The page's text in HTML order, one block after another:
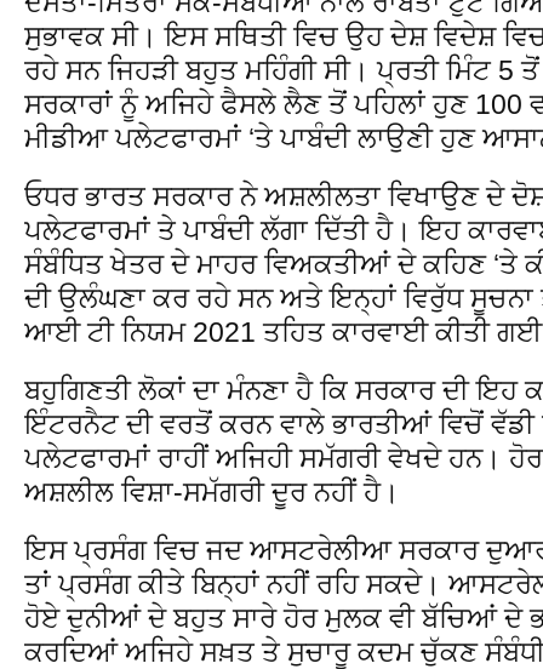
ਸੁਭਾਵਕ ਸੀ। ਇਸ ਸਥਿਤੀ ਵਿਚ ਉਹ ਦੇਸ਼ ਵਿਦੇਸ਼
ਰਹੇ ਸਨ ਜਿਹੜੀ ਬਹੁਤ ਮਹਿੰਗੀ ਸੀ। ਪ੍ਰਤੀ ਮਿੰਟ
ਸਰਕਾਰਾਂ ਨੂੰ ਅਜਿਹੇ ਫੈਸਲੇ ਲੈਣ ਤੋਂ ਪਹਿਲਾਂ ਹੁਣ 100
ਮੀਡੀਆ ਪਲੇਟਫਾਰਮਾਂ ‘ਤੇ ਪਾਬੰਦੀ ਲਾਉਣੀ ਹੁਣ
ਓਧਰ ਭਾਰਤ ਸਰਕਾਰ ਨੇ ਅਸ਼ਲੀਲਤਾ ਵਿਖਾਉਣ ਦੇ
ਪਲੇਟਫਾਰਮਾਂ ਤੇ ਪਾਬੰਦੀ ਲੱਗਾ ਦਿੱਤੀ ਹੈ। ਇਹ
ਸੰਬੰਧਿਤ ਖੇਤਰ ਦੇ ਮਾਹਰ ਵਿਅਕਤੀਆਂ ਦੇ ਕਹਿਣ ‘ਤੇ
ਦੀ ਉਲੰਘਣਾ ਕਰ ਰਹੇ ਸਨ ਅਤੇ ਇਨ੍ਹਾਂ ਵਿਰੁੱਧ
ਆਈ ਟੀ ਨਿਯਮ 2021 ਤਹਿਤ ਕਾਰਵਾਈ ਕੀਤੀ
ਬਹੁਗਿਣਤੀ ਲੋਕਾਂ ਦਾ ਮੰਨਣਾ ਹੈ ਕਿ ਸਰਕਾਰ ਦੀ
ਇੰਟਰਨੈਟ ਦੀ ਵਰਤੋਂ ਕਰਨ ਵਾਲੇ ਭਾਰਤੀਆਂ ਵਿਚੋਂ
ਪਲੇਟਫਾਰਮਾਂ ਰਾਹੀਂ ਅਜਿਹੀ ਸਮੱਗਰੀ ਵੇਖਦੇ ਹਨ।
ਅਸ਼ਲੀਲ ਵਿਸ਼ਾ-ਸਮੱਗਰੀ ਦੂਰ ਨਹੀਂ ਹੈ।
ਇਸ ਪ੍ਰਸੰਗ ਵਿਚ ਜਦ ਆਸਟਰੇਲੀਆ ਸਰਕਾਰ
ਤਾਂ ਪ੍ਰਸੰਗ ਕੀਤੇ ਬਿਨ੍ਹਾਂ ਨਹੀਂ ਰਹਿ ਸਕਦੇ।
ਹੋਏ ਦੁਨੀਆਂ ਦੇ ਬਹੁਤ ਸਾਰੇ ਹੋਰ ਮੁਲਕ ਵੀ ਬੱਚਿਆਂ ਦੇ
ਕਰਦਿਆਂ ਅਜਿਹੇ ਸਖ਼ਤ ਤੇ ਸੁਚਾਰੂ ਕਦਮ ਚੁੱਕਣ ਸੰਬੰਧੀ